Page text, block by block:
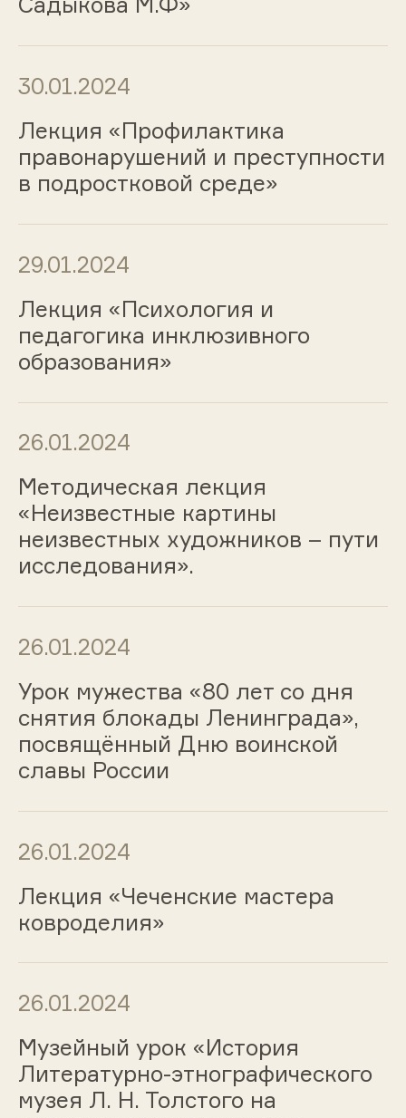
30.01.2024
Лекция «Профилактика
правонарушений и преступности
в подростковой среде»
29.01.2024
Лекция «Психология и
педагогика инклюзивного
образования»
26.01.2024
Методическая лекция
«Неизвестные картины
неизвестных художников – пути
исследования».
26.01.2024
Урок мужества «80 лет со дня
снятия блокады Ленинграда»,
посвящённый Дню воинской
славы России
26.01.2024
Лекция «Чеченские мастера
ковроделия»
26.01.2024
Музейный урок «История
Литературно-этнографического
музея Л. Н. Толстого на